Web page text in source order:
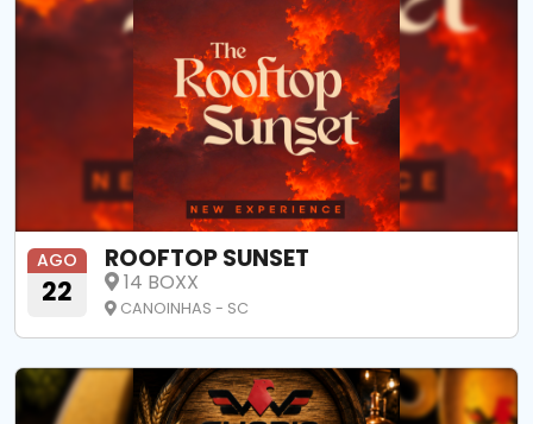
AGO
22
ROOFTOP SUNSET
14 BOXX
CANOINHAS - SC